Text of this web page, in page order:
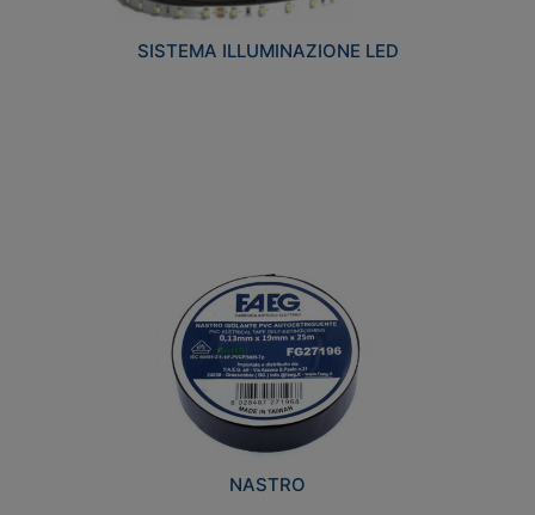
SISTEMA ILLUMINAZIONE LED
NASTRO